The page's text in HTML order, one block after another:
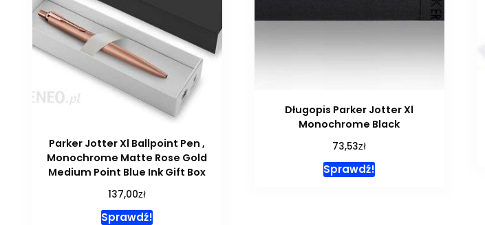
Parker Jotter Xl Ballpoint Pen ,
Monochrome Matte Rose Gold
Medium Point Blue Ink Gift Box
137,00zł
Sprawdź!
Długopis Parker Jotter Xl
Monochrome Black
73,53zł
Sprawdź!